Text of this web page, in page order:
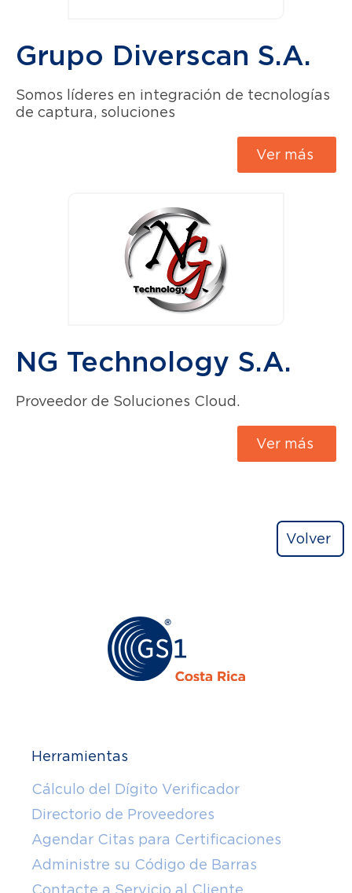
Grupo Diverscan S.A.
Somos líderes en integración de tecnologías
de captura, soluciones
Ver más
NG Technology S.A.
Proveedor de Soluciones Cloud.
Ver más
Volver
Herramientas
Cálculo del Dígito Verificador
Directorio de Proveedores
Agendar Citas para Certificaciones
Administre su Código de Barras